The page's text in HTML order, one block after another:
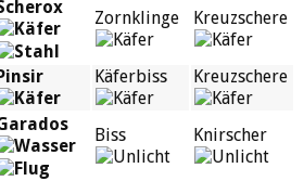
Zornklinge Kreuzschere
Käferbiss Kreuzschere
Biss Knirscher